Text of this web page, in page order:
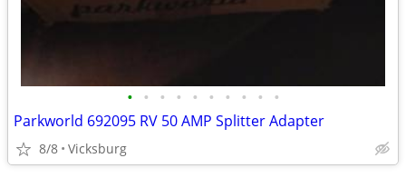
• • • • • • • • • •
Parkworld 692095 RV 50 AMP Splitter Adapter
8/8 Vicksburg